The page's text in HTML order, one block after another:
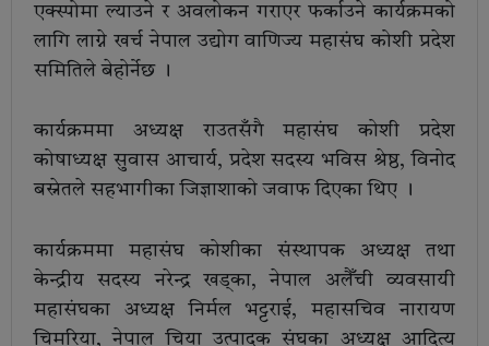
एक्स्पोमा ल्याउने र अवलोकन गराएर फर्काउने कार्यक्रमको
लागि लाग्ने खर्च नेपाल उद्योग वाणिज्य महासंघ कोशी प्रदेश
समितिले बेहोर्नेछ ।
कार्यक्रममा अध्यक्ष राउतसँगै महासंघ कोशी प्रदेश
कोषाध्यक्ष सुवास आचार्य, प्रदेश सदस्य भविस श्रेष्ठ, विनोद
बस्नेतले सहभागीका जिज्ञाशाको जवाफ दिएका थिए ।
कार्यक्रममा महासंघ कोशीका संस्थापक अध्यक्ष तथा
केन्द्रीय सदस्य नरेन्द्र खड्का, नेपाल अलैँची व्यवसायी
महासंघका अध्यक्ष निर्मल भट्टराई, महासचिव नारायण
चिमरिया, नेपाल चिया उत्पादक संघका अध्यक्ष आदित्य